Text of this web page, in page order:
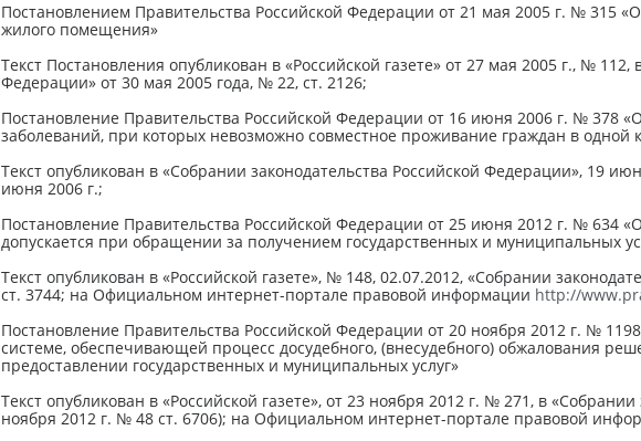
Постановлением Правительства Российской Федерации от 21 мая 2005 г. № 315
жилого помещения»
Текст Постановления опубликован в «Российской газете» от 27 мая 2005 г., №
Федерации» от 30 мая 2005 года, № 22, ст. 2126;
Постановление Правительства Российской Федерации от 16 июня 2006 г. № 378
заболеваний, при которых невозможно совместное проживание граждан в одной
Текст опубликован в «Собрании законодательства Российской Федерации», 19
июня 2006 г.;
Постановление Правительства Российской Федерации от 25 июня 2012 г. № 634
допускается при обращении за получением государственных и муниципальных
Текст опубликован в «Российской газете», № 148, 02.07.2012, «Собрании
ст. 3744; на Официальном интернет-портале правовой информации http://
Постановление Правительства Российской Федерации от 20 ноября 2012 г. №
системе, обес­печивающей процесс досудебного, (внесудебного) обжалования
предоставлении государственных и муниципальных услуг»
Текст опубликован в «Российской газете», от 23 ноября 2012 г. № 271, в
ноября 2012 г. № 48 ст. 6706); на Официальном интернет-портале правовой